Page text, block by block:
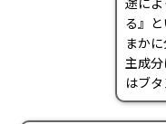
る』
まか
主成
はブタ